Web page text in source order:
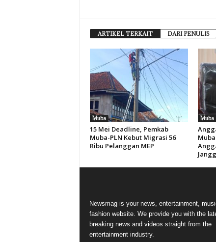
ARTIKEL TERKAIT DARI PENULIS
Muba
15 Mei Deadline, Pemkab
Muba-PLN Kebut Migrasi 56
Ribu Pelanggan MEP
Muba
Newsmag is your news, entertainment,
fashion website. We provide you with the
breaking news and videos straight from the
entertainment industry.